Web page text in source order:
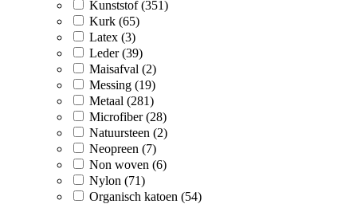
Kunststof (351)
Kurk (65)
Latex (3)
Leder (39)
Maisafval (2)
Messing (19)
Metaal (281)
Microfiber (28)
Natuursteen (2)
Neopreen (7)
Non woven (6)
Nylon (71)
Organisch katoen (54)